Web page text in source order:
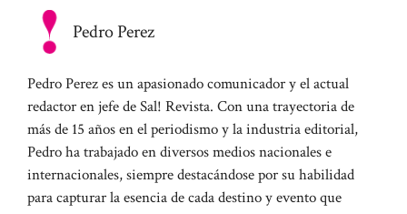
Pedro Perez
Pedro Perez es un apasionado comunicador y el actual
redactor en jefe de Sal! Revista. Con una trayectoria de
más de 15 años en el periodismo y la industria editorial,
Pedro ha trabajado en diversos medios nacionales e
internacionales, siempre destacándose por su habilidad
para capturar la esencia de cada destino y evento que